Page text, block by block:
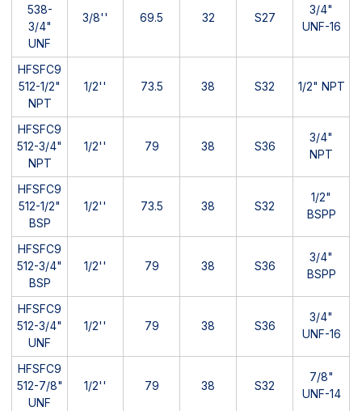
538-
3/4"
UNF
3/8'' 69.5 32 S27
3/4"
UNF-16
HFSFC9
512-1/2"
NPT
1/2'' 73.5 38 S32 1/2" NPT
HFSFC9
512-3/4"
NPT
1/2'' 79 38 S36
3/4"
NPT
HFSFC9
512-1/2"
BSP
1/2'' 73.5 38 S32
1/2"
BSPP
HFSFC9
512-3/4"
BSP
1/2'' 79 38 S36
3/4"
BSPP
HFSFC9
512-3/4"
UNF
1/2'' 79 38 S36
3/4"
UNF-16
HFSFC9
512-7/8"
UNF
1/2'' 79 38 S32
7/8"
UNF-14